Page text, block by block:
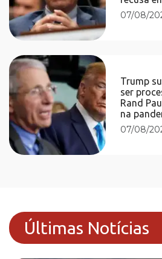
07/08/
Trump
ser
Rand
na
07/08/
Últimas Notícias